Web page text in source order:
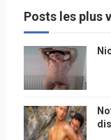
Posts les plus